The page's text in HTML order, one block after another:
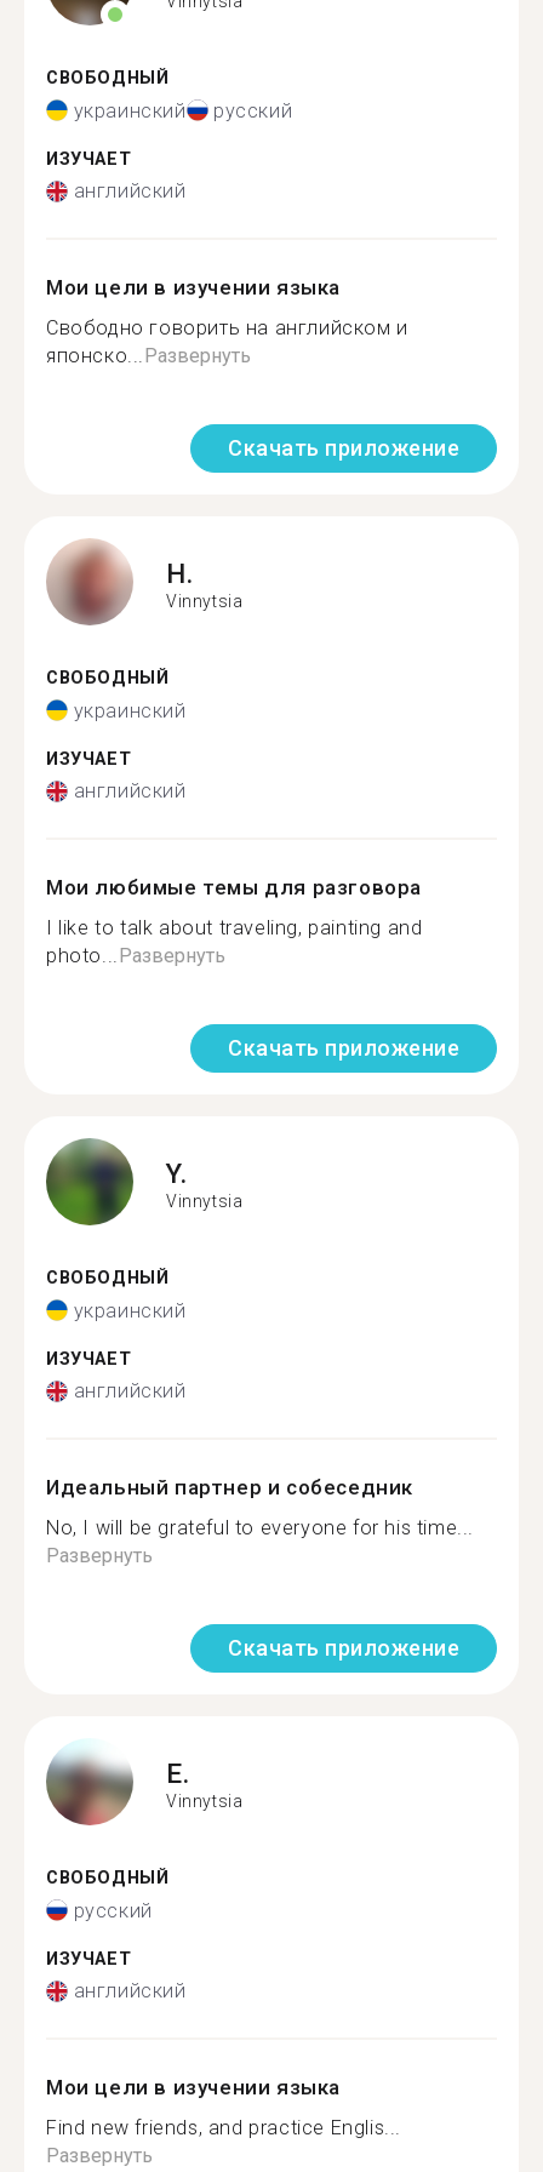
СВОБОДНЫЙ
украинский русский
ИЗУЧАЕТ
английский
Мои цели в изучении языка
Свободно говорить на английском и
японско...Развернуть
Скачать приложение
H.
Vinnytsia
СВОБОДНЫЙ
украинский
ИЗУЧАЕТ
английский
Мои любимые темы для разговора
I like to talk about traveling, painting and
photo...Развернуть
Скачать приложение
Y.
Vinnytsia
СВОБОДНЫЙ
украинский
ИЗУЧАЕТ
английский
Идеальный партнер и собеседник
No, I will be grateful to everyone for his time...
Развернуть
Скачать приложение
E.
Vinnytsia
СВОБОДНЫЙ
русский
ИЗУЧАЕТ
английский
Мои цели в изучении языка
Find new friends, and practice Englis...
Развернуть